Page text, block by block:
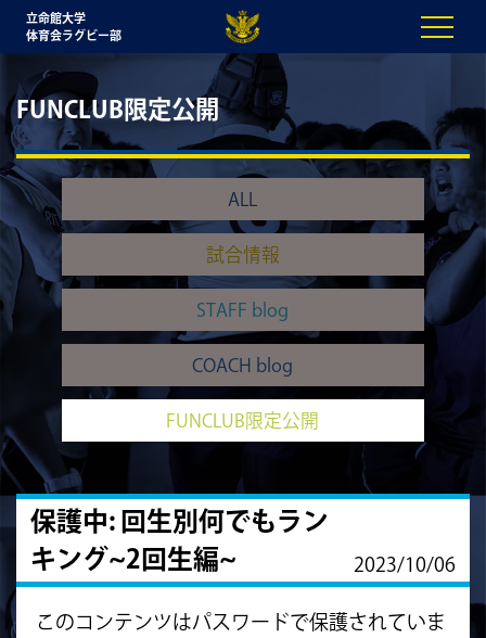
立命館大学
体育会ラグビー部
FUNCLUB限定公開
ALL
試合情報
STAFF blog
COACH blog
FUNCLUB限定公開
保護中: 回生別何でもラン
キング~2回生編~
2023/10/06
このコンテンツはパスワードで保護されていま